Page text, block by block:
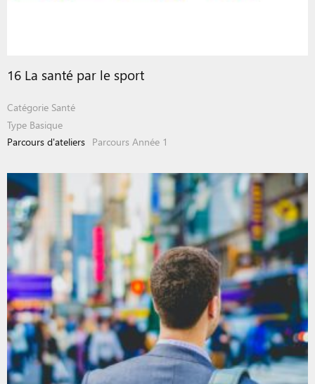
16 La santé par le sport
Catégorie Santé
Type Basique
Parcours d'ateliers Parcours Année 1